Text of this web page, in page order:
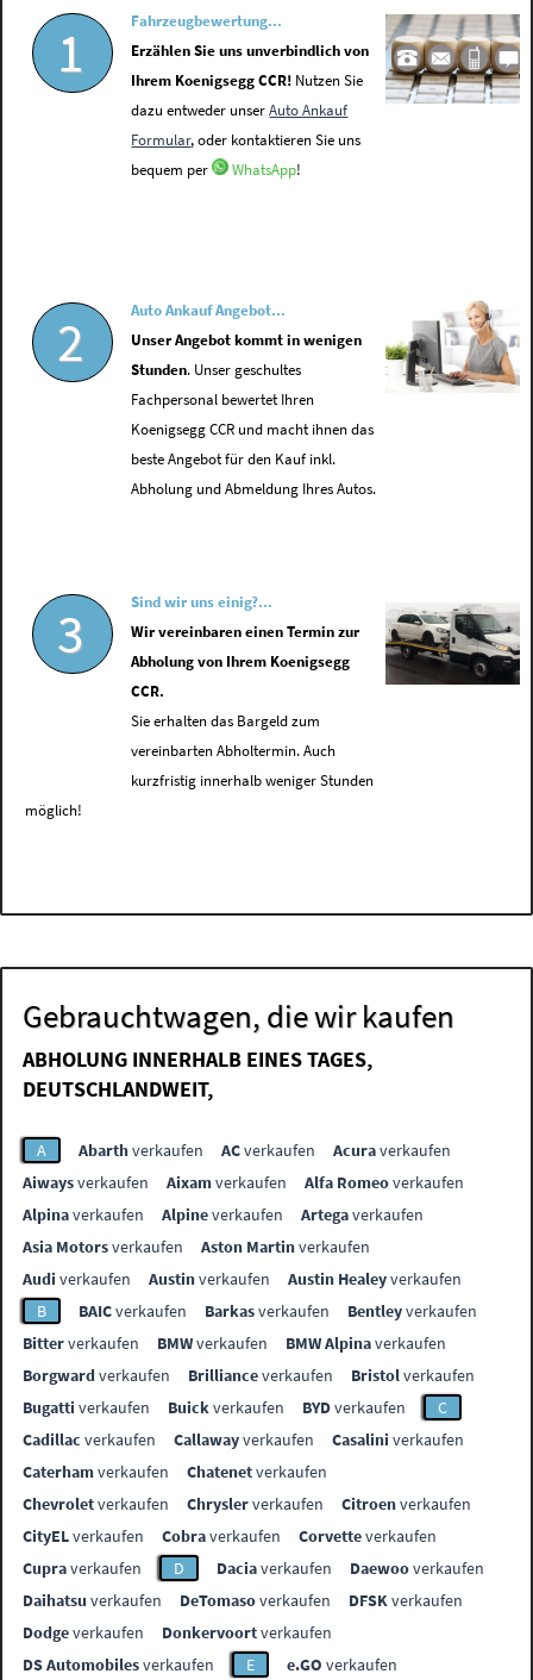
1
Fahrzeugbewertung...
Erzählen Sie uns unverbindlich von
Ihrem Koenigsegg CCR! Nutzen Sie
dazu entweder unserAuto Ankauf
Formular, oder kontaktieren Sie uns
bequem per
WhatsApp!
2
Auto Ankauf Angebot...
Unser Angebot kommt in wenigen
Stunden. Unser geschultes
Fachpersonal bewertet Ihren
Koenigsegg CCR und macht ihnen das
beste Angebot für den Kauf inkl.
Abholung und Abmeldung Ihres Autos.
3
Sind wir uns einig?...
Wir vereinbaren einen Termin zur
Abholung von Ihrem Koenigsegg
CCR.
Sie erhalten das Bargeld zum
vereinbarten Abholtermin. Auch
kurzfristig innerhalb weniger Stunden
möglich!
Gebrauchtwagen, die wir kaufen
ABHOLUNG INNERHALB EINES TAGES,
DEUTSCHLANDWEIT,
A Abarthverkaufen ACverkaufen Acuraverkaufen
Aiwaysverkaufen Aixamverkaufen Alfa Romeoverkaufen
Alpinaverkaufen Alpineverkaufen Artegaverkaufen
Asia Motorsverkaufen Aston Martinverkaufen
Audi verkaufen Austinverkaufen Austin Healeyverkaufen
B
BAICverkaufen Barkasverkaufen Bentleyverkaufen
Bitterverkaufen BMWverkaufen BMW Alpinaverkaufen
Borgwardverkaufen Brillianceverkaufen Bristolverkaufen
Bugatti verkaufen Buickverkaufen BYDverkaufen
C
Cadillac verkaufen Callawayverkaufen Casalini verkaufen
Caterhamverkaufen Chatenetverkaufen
Chevroletverkaufen Chryslerverkaufen Citroenverkaufen
CityELverkaufen Cobraverkaufen Corvetteverkaufen
Cupraverkaufen D Daciaverkaufen Daewooverkaufen
Daihatsu verkaufen DeTomasoverkaufen DFSKverkaufen
Dodgeverkaufen Donkervoortverkaufen
DS Automobilesverkaufen E e.GO verkaufen